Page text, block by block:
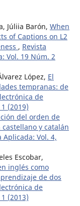
Júliia Barón, When
of Captions on L2
, Revista
Vol. 19 Núm. 2
López, El
tempranas: de
de
(2019)
del orden de
y catalán
Vol. 4,
Escobar,
inglés como
de dos
de
(2013)